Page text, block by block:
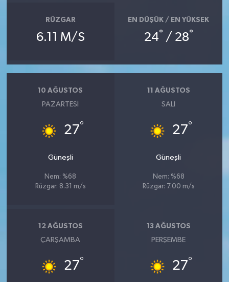
RÜZGAR
6.11 M/S
EN DÜŞÜK / EN YÜKSEK
24° / 28°
10 AĞUSTOS
PAZARTESI
27°
Güneşli
Nem: %68
Rüzgar: 8.31 m/s
11 AĞUSTOS
SALI
27°
Güneşli
Nem: %68
Rüzgar: 7.00 m/s
12 AĞUSTOS
ÇARŞAMBA
27°
13 AĞUSTOS
PERŞEMBE
27°
Genel
Politika
YEREL
ÇEVRE
YARIŞMALAR